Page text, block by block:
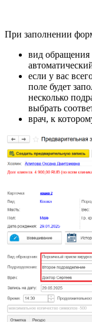
При заполнении
вид обращения
если у вас
поле будет
несколько
выбрать
врач, к